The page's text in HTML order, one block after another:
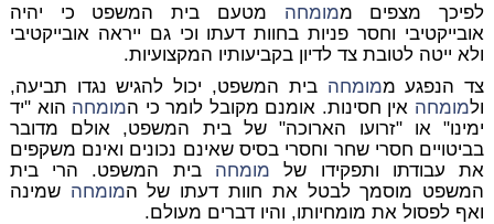
לפיכך מצפים ממומחה מטעם בית המשפט כי יהיה
אובייקטיבי וחסר פניות בחוות דעתו וכי גם ייראה אובייקטיבי
ולא ייטה לטובת צד לדיון בקביעותיו המקצועיות.
צד הנפגע ממומחה בית המשפט, יכול להגיש נגדו תביעה,
ולמומחה אין חסינות. אומנם מקובל לומר כי המומחה הוא "יד
ימינו" או "זרועו הארוכה" של בית המשפט, אולם מדובר
בביטויים חסרי שחר וחסרי בסיס שאינם נכונים ואינם משקפים
את עבודתו ותפקידו של מומחה בית המשפט. הרי בית
המשפט מוסמך לבטל את חוות דעתו של המומחה שמינה
ואף לפסול את מומחיותו, והיו דברים מעולם.